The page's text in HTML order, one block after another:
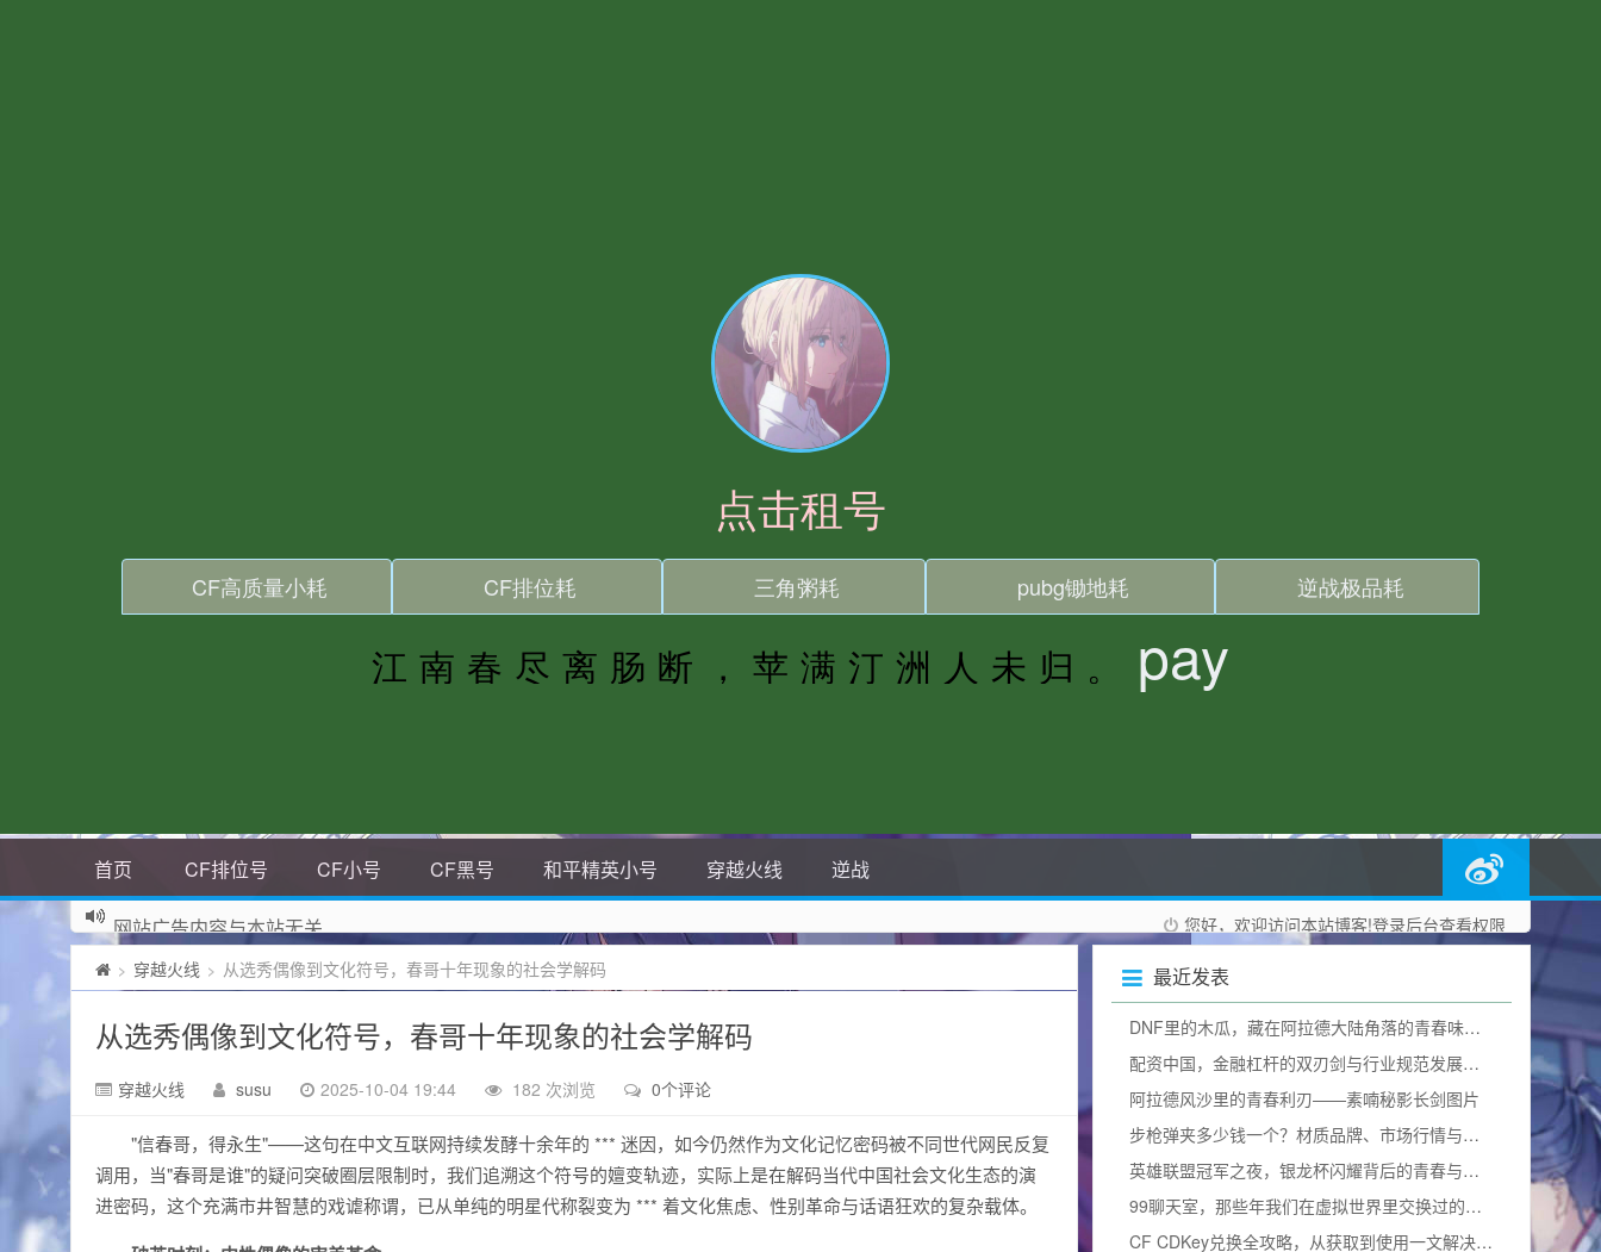
首页 CF排位号 CF小号 CF黑号 和平精英小号 穿越火线 逆战
您好，欢迎访问本站博客!登录后台查看权限
网站广告内容与本站无关
> 穿越火线 > 从选秀偶像到文化符号，春哥十年现象的社会学解码
从选秀偶像到文化符号，春哥十年现象的社会学解码
穿越火线 susu 2025-10-04 19:44 182 次浏览 0个评论
"信春哥，得永生"——这句在中文互联网持续发酵十余年的 *** 迷因，如今仍然作为文化记忆密码被不同世代网民反复
调用，当"春哥是谁"的疑问突破圈层限制时，我们追溯这个符号的嬗变轨迹，实际上是在解码当代中国社会文化生态的演
进密码，这个充满市井智慧的戏谑称谓，已从单纯的明星代称裂变为 *** 着文化焦虑、性别革命与话语狂欢的复杂载体。
最近发表
DNF里的木瓜，藏在阿拉德大陆角落的青春味道dnf木瓜有什么用
配资中国，金融杠杆的双刃剑与行业规范发展之路
阿拉德风沙里的青春利刃——素喃秘影长剑图片
步枪弹夹多少钱一个？材质品牌、市场行情与合法边界全揭秘
英雄联盟冠军之夜，银龙杯闪耀背后的青春与热血加冕礼
99聊天室，那些年我们在虚拟世界里交换过的青春
CF CDKey兑换全攻略，从获取到使用一文解决所有疑问（含2025兑换码）